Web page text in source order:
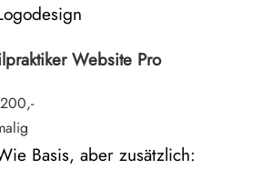
Website Pro
Basis, aber zusätzlich: